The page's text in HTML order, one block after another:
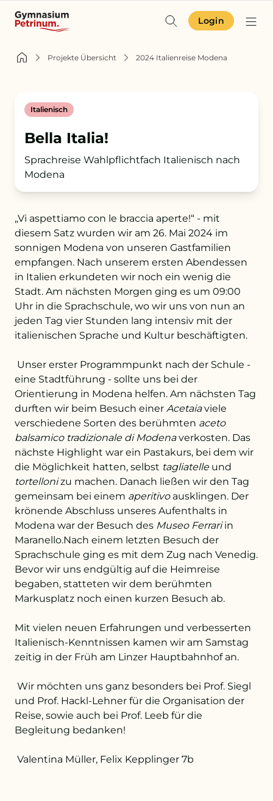
Identität & Angebot
Schulgemeinschaft
Orientierung
Zum Schulkompass
Zur Aufnahme
+43 732 736 581 - 4411
schule@petrinum.at
Stellenangebote
Logout
Login
Projekte Übersicht 2024 Italienreise Modena
Italienisch
Bella Italia!
Sprachreise Wahlpflichtfach Italienisch nach
Modena
„Vi aspettiamo con le braccia aperte!“ - mit
diesem Satz wurden wir am 26. Mai 2024 im
sonnigen Modena von unseren Gastfamilien
empfangen. Nach unserem ersten Abendessen
in Italien erkundeten wir noch ein wenig die
Stadt. Am nächsten Morgen ging es um 09:00
Uhr in die Sprachschule, wo wir uns von nun an
jeden Tag vier Stunden lang intensiv mit der
italienischen Sprache und Kultur beschäftigten.
Unser erster Programmpunkt nach der Schule -
eine Stadtführung - sollte uns bei der
Orientierung in Modena helfen. Am nächsten Tag
durften wir beim Besuch einer Acetaiaviele
verschiedene Sorten des berühmten aceto
balsamico tradizionale di Modenaverkosten. Das
nächste Highlight war ein Pastakurs, bei dem wir
die Möglichkeit hatten, selbst tagliatelleund
tortellonizu machen. Danach ließen wir den Tag
gemeinsam bei einem aperitivoausklingen. Der
krönende Abschluss unseres Aufenthalts in
Modena war der Besuch des Museo Ferrariin
Maranello.Nach einem letzten Besuch der
Sprachschule ging es mit dem Zug nach Venedig.
Bevor wir uns endgültig auf die Heimreise
begaben, statteten wir dem berühmten
Markusplatz noch einen kurzen Besuch ab.
Mit vielen neuen Erfahrungen und verbesserten
Italienisch-Kenntnissen kamen wir am Samstag
zeitig in der Früh am Linzer Hauptbahnhof an.
Wir möchten uns ganz besonders bei Prof. Siegl
und Prof. Hackl-Lehner für die Organisation der
Reise, sowie auch bei Prof. Leeb für die
Begleitung bedanken!
Valentina Müller, Felix Kepplinger 7b